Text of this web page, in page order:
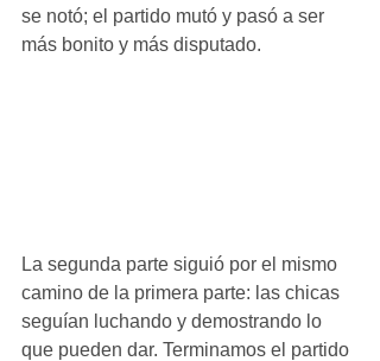
se notó; el partido mutó y pasó a ser
más bonito y más disputado.
La segunda parte siguió por el mismo
camino de la primera parte: las chicas
seguían luchando y demostrando lo
que pueden dar. Terminamos el partido